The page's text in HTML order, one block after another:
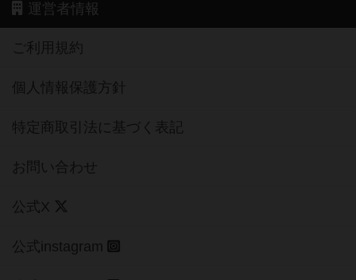
運営者情報
ご利用規約
個人情報保護方針
特定商取引法に基づく表記
お問い合わせ
公式X
公式instagram